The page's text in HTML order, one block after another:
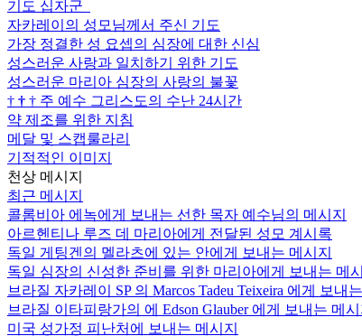
기도 십자군
자카레이의 성모님께서 주신 기도
가장 정결한 성 요셉의 심장에 대한 신심
성스러운 사랑과 일치하기 위한 기도
성스러운 마리아 심장의 사랑의 불꽃
† † † 주 예수 그리스도의 수난 24시간
약 제조를 위한 지침
메달 및 스캡룰라리
기적적인 이미지
천상 메시지
최근 메시지
콜롬비아 에녹에게 보내는 선한 목자 예수님의 메시지
아르헨티나 루즈 데 마리아에게 전달된 성모 계시록
독일 게팅겐의 멜라츠에 있는 안에게 보내는 메시지
독일 심장의 신성한 준비를 위한 마리아에게 보내는 메
브라질 자카레이 SP 의 Marcos Tadeu Teixeira 에게 보내
브라질 이타피랑가의 에 Edson Glauber 에게 보내는 메시
미국 성가정 피난처에 보내는 메시지